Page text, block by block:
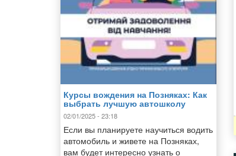
Курсы вождения на Позняках: Как
выбрать лучшую автошколу
02/01/2025 - 23:18
Если вы планируете научиться водить
автомобиль и живете на Позняках,
вам будет интересно узнать о